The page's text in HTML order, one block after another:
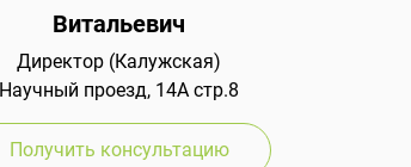
Витальевич
Директор (Калужская)
Научный проезд, 14А стр.8
Получить консультацию